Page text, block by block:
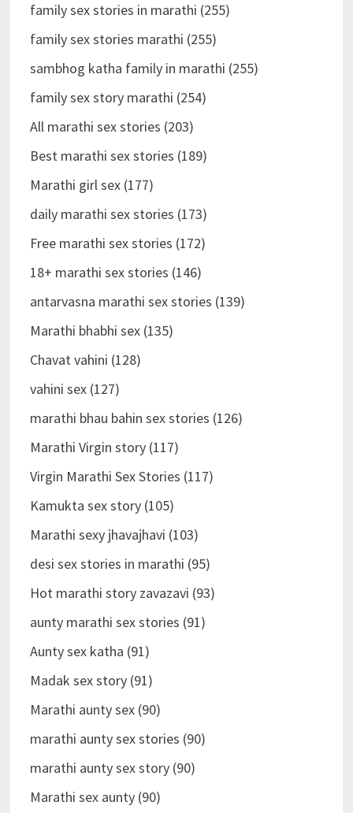
family sex stories in marathi (255)
family sex stories marathi (255)
sambhog katha family in marathi (255)
family sex story marathi (254)
All marathi sex stories (203)
Best marathi sex stories (189)
Marathi girl sex (177)
daily marathi sex stories (173)
Free marathi sex stories (172)
18+ marathi sex stories (146)
antarvasna marathi sex stories (139)
Marathi bhabhi sex (135)
Chavat vahini (128)
vahini sex (127)
marathi bhau bahin sex stories (126)
Marathi Virgin story (117)
Virgin Marathi Sex Stories (117)
Kamukta sex story (105)
Marathi sexy jhavajhavi (103)
desi sex stories in marathi (95)
Hot marathi story zavazavi (93)
aunty marathi sex stories (91)
Aunty sex katha (91)
Madak sex story (91)
Marathi aunty sex (90)
marathi aunty sex stories (90)
marathi aunty sex story (90)
Marathi sex aunty (90)